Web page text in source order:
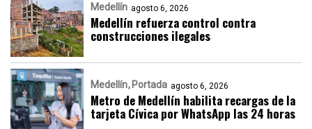
Medellín agosto 6, 2026
Medellín refuerza control contra
construcciones ilegales
Medellín Portada agosto 6, 2026
Metro de Medellín habilita recargas de la
tarjeta Cívica por WhatsApp las 24 horas